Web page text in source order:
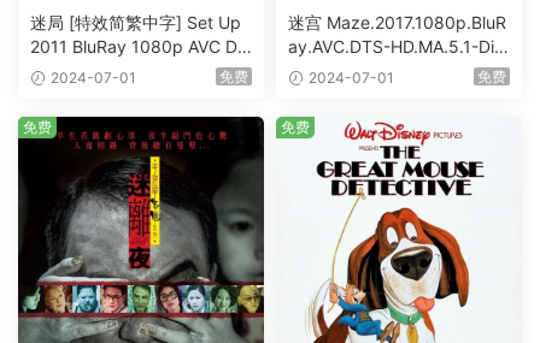
迷局 [特效简繁中字] Set Up
2011 BluRay 1080p AVC DT
S-HD MA5.1-shhaclm@CHD
2024-07-01 免费
迷宫 Maze.2017.1080p.BluR
ay.AVC.DTS-HD.MA.5.1-DiY
@HDHome [BDISO 19.7GB]
2024-07-01 免费
免费 免费